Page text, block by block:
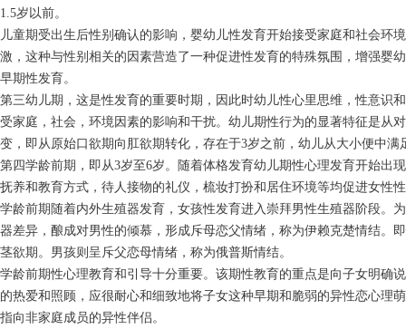
1.5岁以前。
儿童期受出生后性别确认的影响，婴幼儿性发育开始接受家庭和社会环
激，这种与性别相关的因素营造了一种促进性发育的特殊氛围，增强婴
早期性发育。
第三幼儿期，这是性发育的重要时期，因此时幼儿性心里思维，性意识
受家庭，社会，环境因素的影响和干扰。幼儿期性行为的显著特征是从
变，即从原始口欲期向肛欲期转化，存在于3岁之前，幼儿从大小便中满
第四学龄前期，即从3岁至6岁。随着体格发育幼儿期性心理发育开始出
抚养和教育方式，待人接物的礼仪，梳妆打扮和居住环境等均促进女性
学龄前期随着内外生殖器发育，女孩性发育进入崇拜男性生殖器阶段。
器差异，酿成对男性的倾慕，形成斥母恋父情绪，称为伊赖克楚情结。
茎欲期。男孩则呈斥父恋母情绪，称为俄普斯情结。
学龄前期性心理教育和引导十分重要。该期性教育的重点是向子女明确
的热爱和照顾，应很耐心和细致地将子女这种早期和脆弱的异性恋心理
指向非家庭成员的异性伴侣。